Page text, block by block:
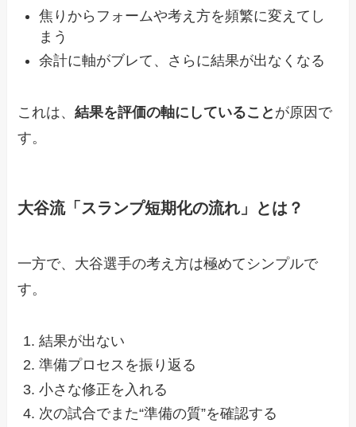
焦りからフォームや考え方を頻繁に変えてし
まう
余計に軸がブレて、さらに結果が出なくなる
これは、結果を評価の軸にしていること が原因で
す。
大谷流「スランプ短期化の流れ」とは？
一方で、大谷選手の考え方は極めてシンプルで
す。
結果が出ない
準備プロセスを振り返る
小さな修正を入れる
次の試合でまた“準備の質”を確認する